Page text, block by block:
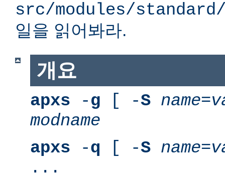
src/modules/standard/
일을 읽어봐라.
개요
apxs -g [ -S name=
modname
apxs -q [ -S name=
...